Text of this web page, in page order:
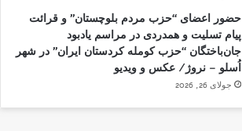
حضور اعضای “حزب مردم بلوچستان” و قرائت
پیام تسلیت و همدردی در مراسم یادبود
جان‌باختگان “حزب کومله کردستان ایران” در شهر
اُسلو – نروژ/ عکس و ویدیو
جولای 26, 2026